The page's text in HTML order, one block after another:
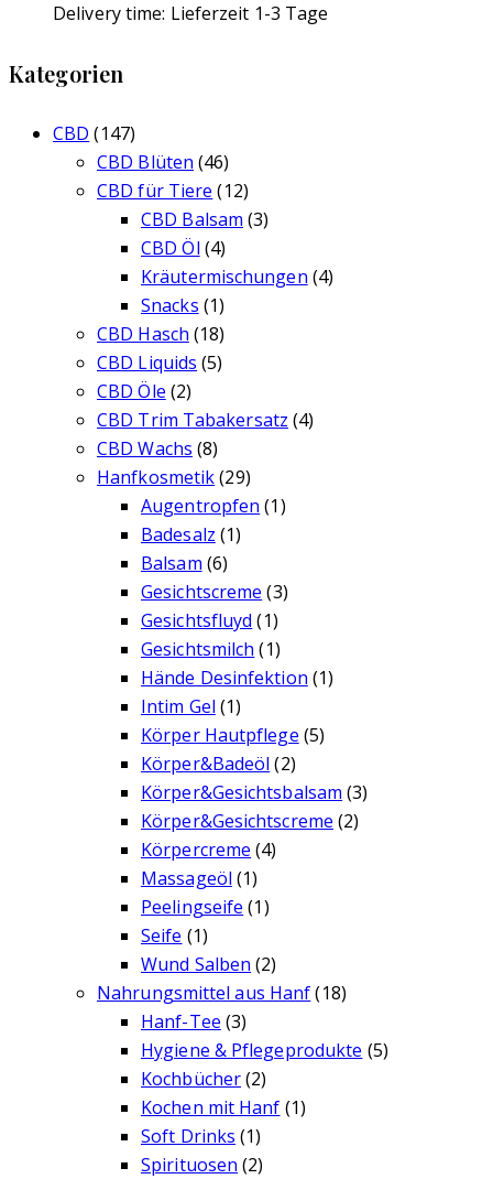
Delivery time: Lieferzeit 1-3 Tage
Kategorien
CBD (147)
CBD Blüten (46)
CBD für Tiere (12)
CBD Balsam (3)
CBD Öl (4)
Kräutermischungen (4)
Snacks (1)
CBD Hasch (18)
CBD Liquids (5)
CBD Öle (2)
CBD Trim Tabakersatz (4)
CBD Wachs (8)
Hanfkosmetik(29)
Augentropfen (1)
Badesalz (1)
Balsam (6)
Gesichtscreme (3)
Gesichtsfluyd (1)
Gesichtsmilch (1)
Hände Desinfektion (1)
Intim Gel (1)
Körper Hautpflege (5)
Körper&Badeöl (2)
Körper&Gesichtsbalsam (3)
Körper&Gesichtscreme (2)
Körpercreme (4)
Massageöl (1)
Peelingseife (1)
Seife (1)
Wund Salben (2)
Nahrungsmittel aus Hanf (18)
Hanf-Tee (3)
Hygiene & Pflegeprodukte (5)
Kochbücher(2)
Kochen mit Hanf (1)
Soft Drinks (1)
Spirituosen (2)